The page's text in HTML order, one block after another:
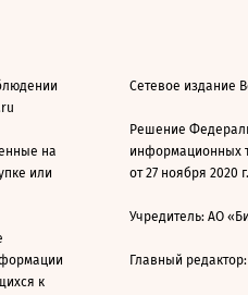
на
или
к
Сетевое издание
Решение
информационных
от 27 ноября 2020
Учредитель: АО
Главный